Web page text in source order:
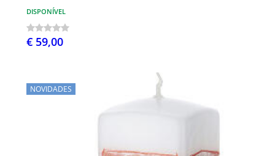
DISPONÍVEL
€ 59,00
NOVIDADES